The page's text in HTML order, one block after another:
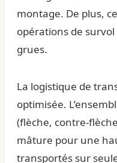
montage. De plus,
opérations de
grues.
La logistique de
optimisée.
(flèche, contre-
mâture pour une
transportés sur